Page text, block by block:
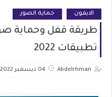
الايفون حماية الصور
طريقة قفل وحماية
تطبيقات 2022
Abdelrhman 04 ديسمبر 2022